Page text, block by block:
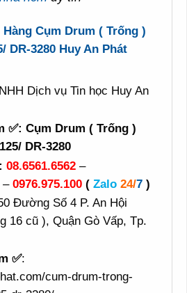
Cụm Drum ( Trống )
DR-3280 Huy An Phát
Dịch vụ Tin học Huy An
✅: Cụm Drum ( Trống )
DR-3280
08.6561.6562–
0976.975.100( Zalo 24/7)
Đường Số 4 P. An Hội
16 cũ ), Quận Gò Vấp, Tp.
✅:
cum-drum-trong-